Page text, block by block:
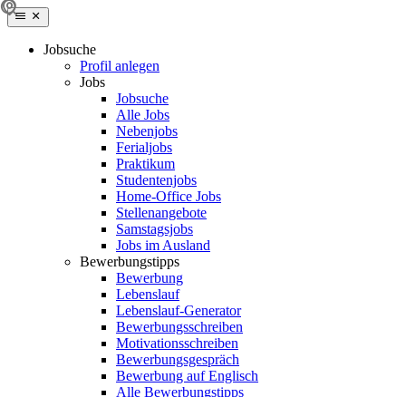
Jobsuche
Profil anlegen
Jobs
Jobsuche
Alle Jobs
Nebenjobs
Ferialjobs
Praktikum
Studentenjobs
Home-Office Jobs
Stellenangebote
Samstagsjobs
Jobs im Ausland
Bewerbungstipps
Bewerbung
Lebenslauf
Lebenslauf-Generator
Bewerbungsschreiben
Motivationsschreiben
Bewerbungsgespräch
Bewerbung auf Englisch
Alle Bewerbungstipps